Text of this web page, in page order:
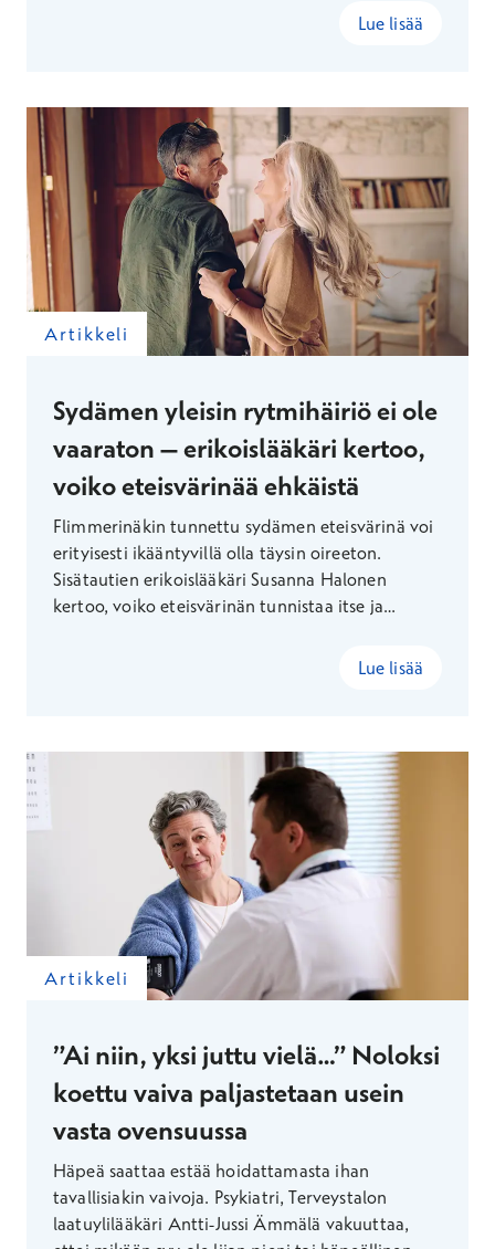
Lue lisää
Artikkeli
Sydämen yleisin rytmihäiriö ei ole
vaaraton – erikoislääkäri kertoo,
voiko eteisvärinää ehkäistä
Flimmerinäkin tunnettu sydämen eteisvärinä voi
erityisesti ikääntyvillä olla täysin oireeton.
Sisätautien erikoislääkäri Susanna Halonen
kertoo, voiko eteisvärinän tunnistaa itse ja
Lue lisää
Artikkeli
”Ai niin, yksi juttu vielä…” Noloksi
koettu vaiva paljastetaan usein
vasta ovensuussa
Häpeä saattaa estää hoidattamasta ihan
tavallisiakin vaivoja. Psykiatri, Terveystalon
laatuylilääkäri Antti-Jussi Ämmälä vakuuttaa,